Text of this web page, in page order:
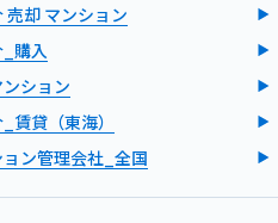
売却 マンション
購入
ション
賃貸（東海）
ン管理会社_全国